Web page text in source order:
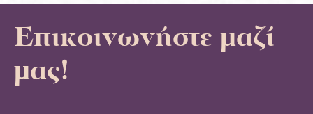
Επικοινωνήστε μαζί
μας!